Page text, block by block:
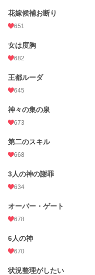
週間ポイント 2,483 pt (3,983 位)
月間ポイント
年間ポイント
花嫁候補お断り
651
女は度胸
682
王都ルーダ
645
神々の集の泉
673
第二のスキル
668
3人の神の謝罪
634
オーバー・ゲート
678
6人の神
670
状況整理がしたい